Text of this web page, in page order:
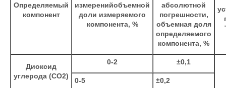
Определяемый
компонент
измеренийобъемной
доли измеряемого
компонента, %
абсолютной
погрешности,
объемная доля
определяемого
компонента, %
Диоксид
углерода (СО2)
0-2 ±0,1
0-5 ±0,2